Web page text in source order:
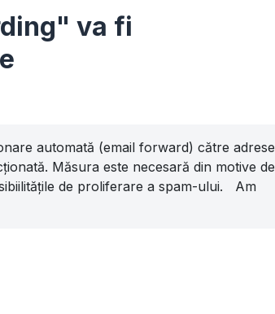
va fi
automată (email forward) către adrese
Măsura este necesară din motive de
de proliferare a spam-ului. Am